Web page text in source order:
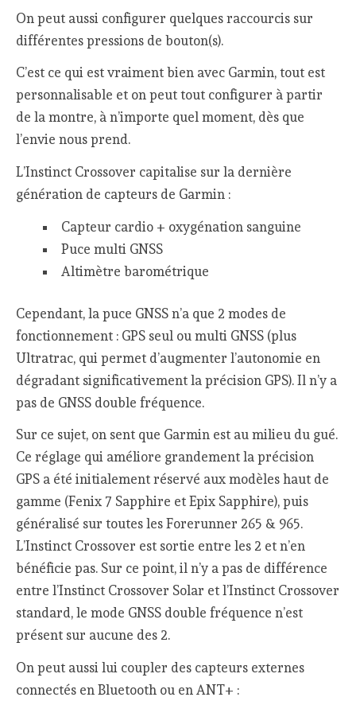
On peut aussi configurer quelques raccourcis sur
différentes pressions de bouton(s).
C’est ce qui est vraiment bien avec Garmin, tout est
personnalisable et on peut tout configurer à partir
de la montre, à n’importe quel moment, dès que
l’envie nous prend.
L’Instinct Crossover capitalise sur la dernière
génération de capteurs de Garmin :
Capteur cardio + oxygénation sanguine
Puce multi GNSS
Altimètre barométrique
Cependant, la puce GNSS n’a que 2 modes de
fonctionnement : GPS seul ou multi GNSS (plus
Ultratrac, qui permet d’augmenter l’autonomie en
dégradant significativement la précision GPS). Il n’y a
pas de GNSS double fréquence.
Sur ce sujet, on sent que Garmin est au milieu du gué.
Ce réglage qui améliore grandement la précision
GPS a été initialement réservé aux modèles haut de
gamme (Fenix 7 Sapphire et Epix Sapphire), puis
généralisé sur toutes les Forerunner 265 & 965.
L’Instinct Crossover est sortie entre les 2 et n’en
bénéficie pas. Sur ce point, il n’y a pas de différence
entre l’Instinct Crossover Solar et l’Instinct Crossover
standard, le mode GNSS double fréquence n’est
présent sur aucune des 2.
On peut aussi lui coupler des capteurs externes
connectés en Bluetooth ou en ANT+ :